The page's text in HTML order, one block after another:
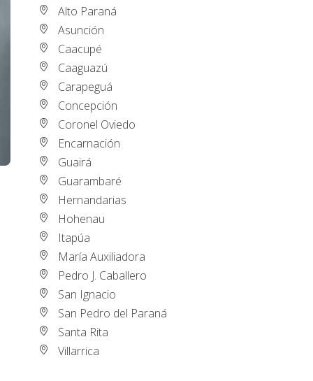
Alto Paraná
Asunción
Caacupé
Caaguazú
Carapeguá
Concepción
Coronel Oviedo
Encarnación
Guairá
Guarambaré
Hernandarias
Hohenau
Itapúa
María Auxiliadora
Pedro J. Caballero
San Ignacio
San Pedro del Paraná
Santa Rita
Villarrica